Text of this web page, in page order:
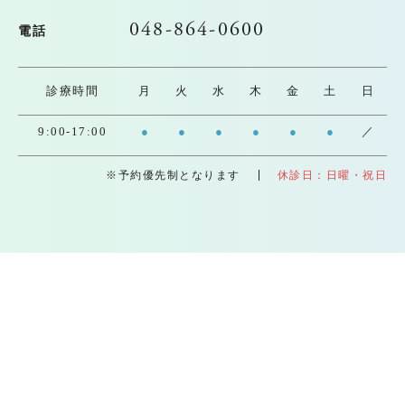
電話 048-864-0600
診療時間 月 火 水 木 金 土 日
9:00-17:00 ● ● ● ● ● ● ／
休診日：日曜・祝日
※予約優先制となります